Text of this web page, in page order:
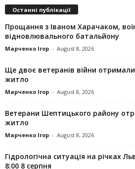
Останні публікації
Прощання з Іваном Харачаком,
відновлювального батальйону
Марченко Ігор - August 8, 2026
Ще двоє ветеранів війни
житло
Марченко Ігор - August 8, 2026
Ветерани Шептицького району
житло
Марченко Ігор - August 8, 2026
Гідрологічна ситуація на річках
8:00 8 серпня